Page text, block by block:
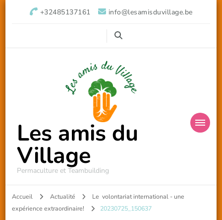
+32485137161 info@lesamisduvillage.be
Les amis du
Village
Permaculture et Teambuilding
Accueil Actualité
Le volontariat international - une
expérience extraordinaire!
20230725_150637